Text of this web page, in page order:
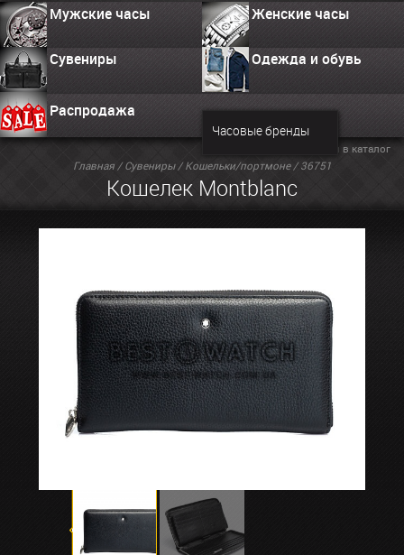
Мужские часы Женские часы
Сувениры Одежда и обувь
Распродажа
Часовые бренды
Главная/Сувениры/Кошельки/портмоне/ 36751
Кошелек Montblanc
Вернуться в каталог